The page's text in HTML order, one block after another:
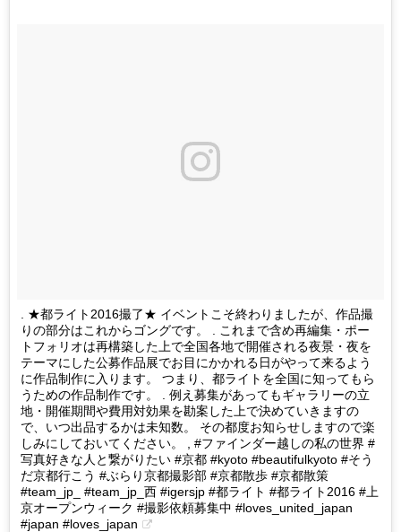
. ★都ライト2016撮了★ イベントこそ終わりましたが、作品撮
りの部分はこれからゴングです。 . これまで含め再編集・ポー
トフォリオは再構築した上で全国各地で開催される夜景・夜を
テーマにした公募作品展でお目にかかれる日がやって来るよう
に作品制作に入ります。 つまり、都ライトを全国に知ってもら
うための作品制作です。 . 例え募集があってもギャラリーの立
地・開催期間や費用対効果を勘案した上で決めていきますの
で、いつ出品するかは未知数。 その都度お知らせしますので楽
しみにしておいてください。 , #ファインダー越しの私の世界 #
写真好きな人と繋がりたい #京都 #kyoto #beautifulkyoto #そう
だ京都行こう #ぶらり京都撮影部 #京都散歩 #京都散策
#team_jp_ #team_jp_西 #igersjp #都ライト #都ライト2016 #上
京オープンウィーク #撮影依頼募集中 #loves_united_japan
#japan #loves_japan